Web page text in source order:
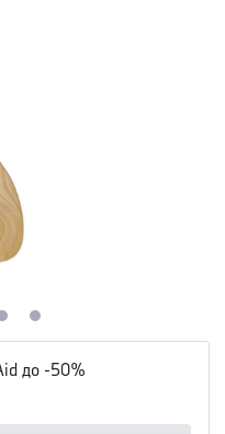
до -50%